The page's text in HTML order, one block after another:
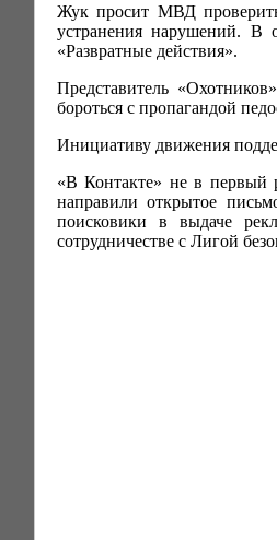
Жук просит МВД проверить
устранения нарушений. В
«Развратные действия».
Представитель
бороться с пропагандой
Инициативу движения
«В Контакте» не в первый
направили открытое
поисковики в выдаче
сотрудничестве с Лигой